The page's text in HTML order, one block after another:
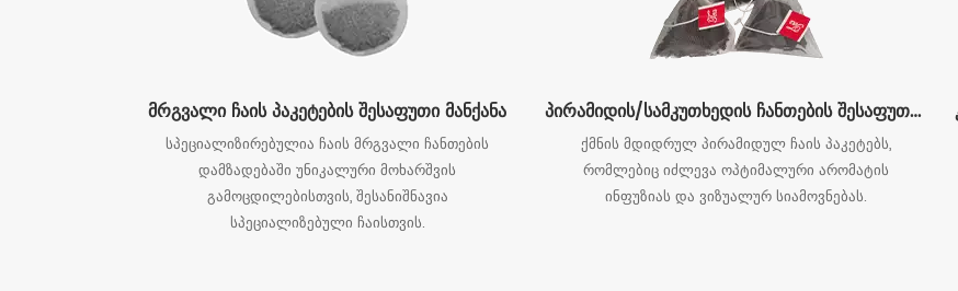
მრგვალი ჩაის პაკეტების შესაფუთი მანქანა
სპეციალიზირებულია ჩაის მრგვალი ჩანთების
დამზადებაში უნიკალური მოხარშვის
გამოცდილებისთვის, შესანიშნავია
სპეციალიზებული ჩაისთვის.
პირამიდის/სამკუთხედის ჩანთების შესაფუთი მანქანა
ქმნის მდიდრულ პირამიდულ ჩაის პაკეტებს,
რომლებიც იძლევა ოპტიმალური არომატის
ინფუზიას და ვიზუალურ სიამოვნებას.